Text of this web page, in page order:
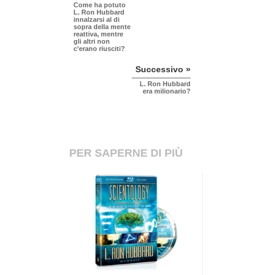
Come ha potuto
L. Ron Hubbard
innalzarsi al di
sopra della mente
reattiva, mentre
gli altri non
c’erano riusciti?
Successivo »
L. Ron Hubbard
era milionario?
PER SAPERNE DI PIÙ